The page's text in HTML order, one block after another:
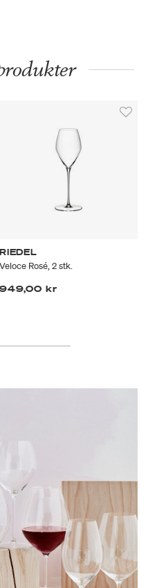
RIEDEL
Veloce Rosé, 2 stk.
949,00 kr